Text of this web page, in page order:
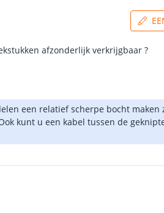
afzonderlijk verkrijgbaar ?
een relatief scherpe bocht maken
kunt u een kabel tussen de